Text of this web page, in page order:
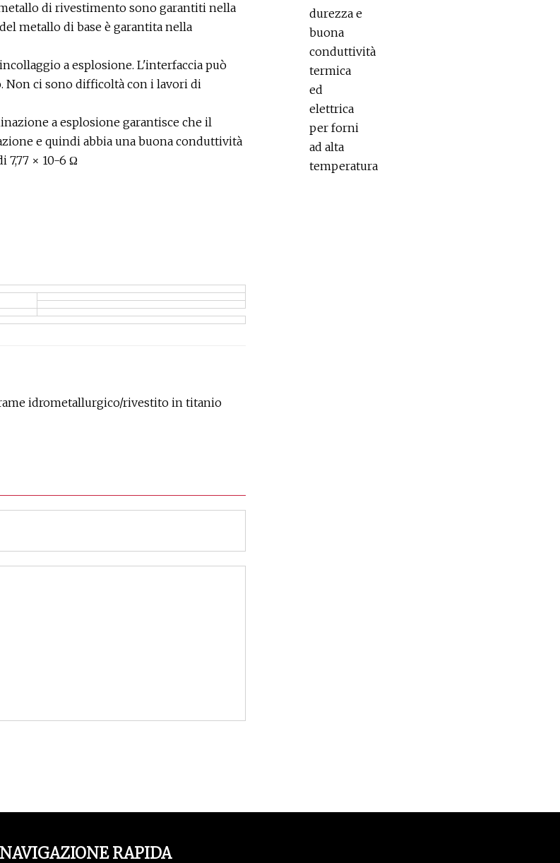
di rivestimento sono garantiti nella
metallo di base è garantita nella
a esplosione. L'interfaccia può
Non ci sono difficoltà con i lavori di
a esplosione garantisce che il
e quindi abbia una buona conduttività
7,77 × 10-6 Ω
idrometallurgico/rivestito in titanio
NAVIGAZIONE RAPIDA